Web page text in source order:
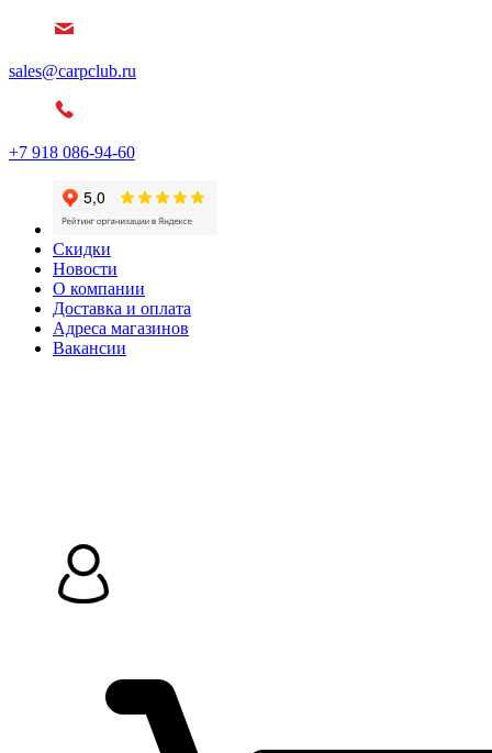
sales@carpclub.ru
+7 918 086-94-60
Скидки
Новости
О компании
Доставка и оплата
Адреса магазинов
Вакансии